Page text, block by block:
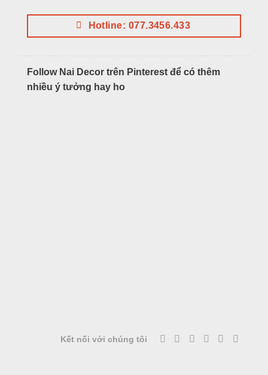
Hotline: 077.3456.433
Follow Nai Decor trên Pinterest để có thêm
nhiều ý tưởng hay ho
Kết nối với chúng tôi